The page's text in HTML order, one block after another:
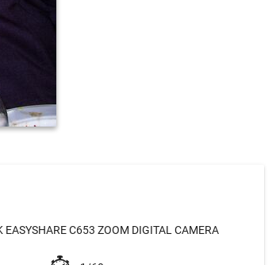
C653 ZOOM DIGITAL CAMERA